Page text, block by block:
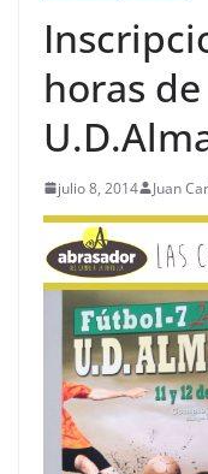
horas
julio 8, 2014 Juan